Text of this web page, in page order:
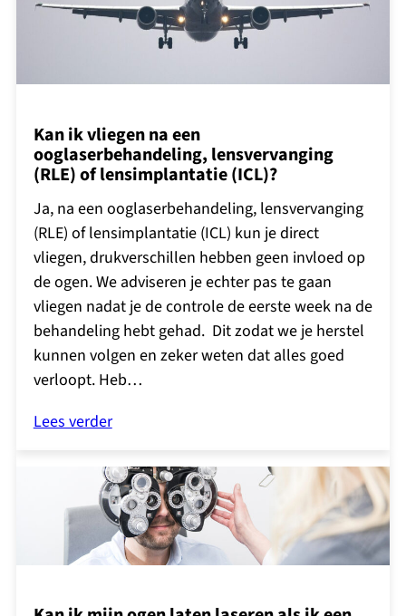
Kan ik vliegen na een
ooglaserbehandeling, lensvervanging
(RLE) of lensimplantatie (ICL)?
Ja, na een ooglaserbehandeling, lensvervanging
(RLE) of lensimplantatie (ICL) kun je direct
vliegen, drukverschillen hebben geen invloed op
de ogen. We adviseren je echter pas te gaan
vliegen nadat je de controle de eerste week na de
behandeling hebt gehad. Dit zodat we je herstel
kunnen volgen en zeker weten dat alles goed
verloopt. Heb…
Lees verder